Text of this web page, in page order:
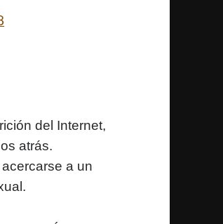
del Internet,
atrás.
a un